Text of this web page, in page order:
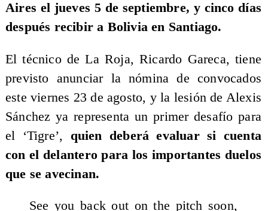
Aires el jueves 5 de septiembre, y cinco días
después recibir a Bolivia en Santiago.
El técnico de La Roja, Ricardo Gareca, tiene
previsto anunciar la nómina de convocados
este viernes 23 de agosto, y la lesión de Alexis
Sánchez ya representa un primer desafío para
el ‘Tigre’, quien deberá evaluar si cuenta
con el delantero para los importantes duelos
que se avecinan.
See you back out on the pitch soon,